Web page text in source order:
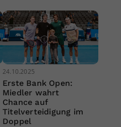
24.10.2025
Erste Bank Open:
Miedler wahrt
Chance auf
Titelverteidigung im
Doppel